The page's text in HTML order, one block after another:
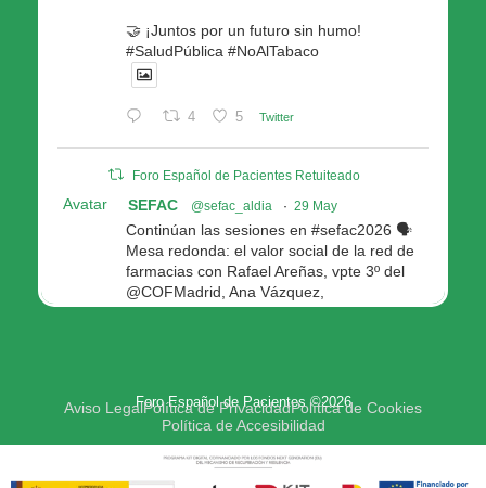
🤝 ¡Juntos por un futuro sin humo!
#SaludPública #NoAlTabaco
4 5 Twitter
Foro Español de Pacientes Retuiteado
Avatar SEFAC @sefac_aldia · 29 May
Continúan las sesiones en #sefac2026 🗣️
Mesa redonda: el valor social de la red de
farmacias con Rafael Areñas, vpte 3º del
@COFMadrid, Ana Vázquez,
@fep_pacientes Galicia, Antón Acevedo, d
4 4 Twitter
Foro Español de Pacientes
Foro Español de Pacientes ©2026
Aviso LegalPolítica de PrivacidadPolítica de Cookies
Política de Accesibilidad